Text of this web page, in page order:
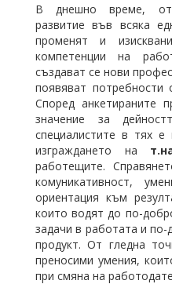
В днешно време,
развитие във всяка
променят и
компетенции на
създават се нови
появяват
Според анкетираните
значение за
специалистите в тях е
изграждането на
работещите.
комуникативност,
ориентация към
които водят до по-
задачи в работата и по-
продукт. От гледна
преносими умения,
при смяна на